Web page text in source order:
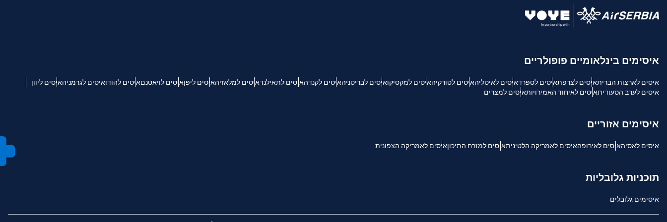
איסימים בינלאומיים פופולריים
איסים לארצות הבריתאיסים לצרפתאיסים לספרדאיסים לאיטליהאיסים לטורקיהאיסים למקסיקואיסים לבריטניהאיסים לקנדהאיסים לתאילנדאיסים למלאזיהאיסים ליפןאיסים לויאטנםאיסים להודואיסים לגרמניהאיסים ליוון
איסים לערב הסעודיתאיסים לאיחוד האמירויותאיסים למצרים
איסימים אזוריים
איסים לאסיהאיסים לאירופהאיסים לאמריקה הלטיניתאיסים למזרח התיכוןאיסים לאמריקה הצפונית
תוכניות גלובליות
איסימים גלובלים
Deutsch
简体中文